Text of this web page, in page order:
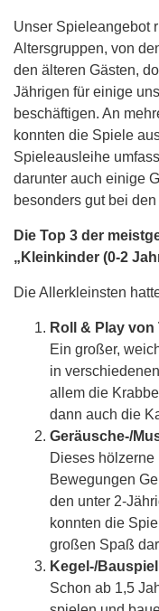
Unser Spieleangebot
Altersgruppen, von
den älteren Gästen,
Jährigen für einige
beschäftigen. An
konnten die Spiele
Spieleausleihe
darunter auch einige
besonders gut bei
Die Top 3 der
„Kleinkinder (0-2
Die Allerkleinsten
Roll & Play
Ein großer,
in
allem die
dann auch die
Geräusche-/
Dieses
Bewegungen
den unter 2-
konnten die
großen Spaß
Kegel-/
Schon ab 1,5